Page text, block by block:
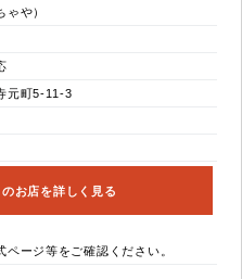
ゃや）
元町5-11-3
のお店を詳しく見る
ページ等をご確認ください。